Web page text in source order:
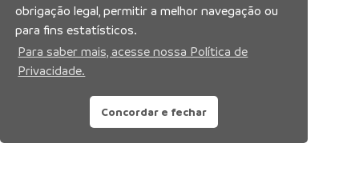
obrigação legal, permitir a melhor navegação ou
para fins estatísticos.
Para saber mais, acesse nossa Política de
Privacidade.
Concordar e fechar